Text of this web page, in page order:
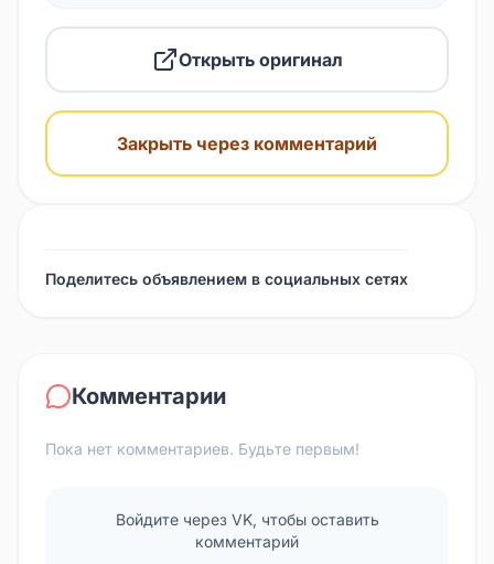
Открыть оригинал
Закрыть через комментарий
Поделитесь объявлением в социальных сетях
Комментарии
Пока нет комментариев. Будьте первым!
Войдите через VK, чтобы оставить
комментарий